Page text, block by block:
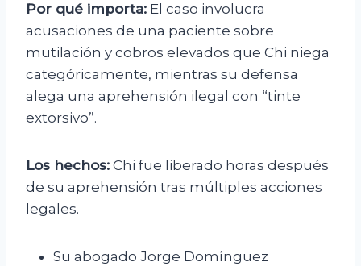
Por qué importa: El caso involucra
acusaciones de una paciente sobre
mutilación y cobros elevados que Chi niega
categóricamente, mientras su defensa
alega una aprehensión ilegal con “tinte
extorsivo”.
Los hechos: Chi fue liberado horas después
de su aprehensión tras múltiples acciones
legales.
Su abogado Jorge Domínguez